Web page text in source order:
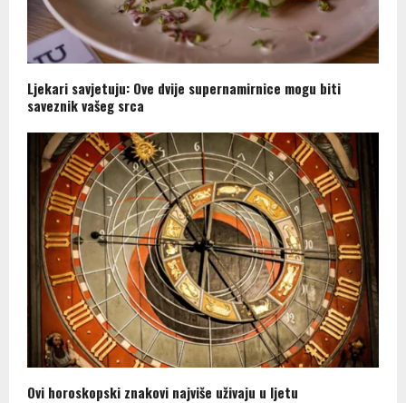
Ljekari savjetuju: Ove dvije supernamirnice mogu biti
saveznik vašeg srca
Ovi horoskopski znakovi najviše uživaju u ljetu